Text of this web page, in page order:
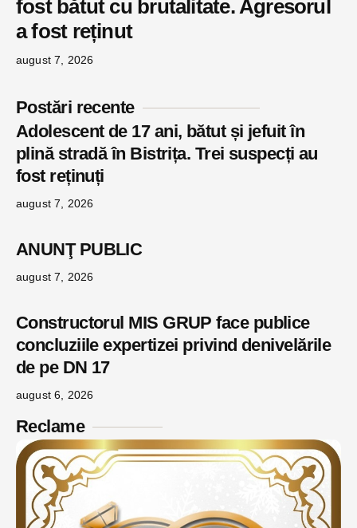
fost bătut cu brutalitate. Agresorul
a fost reținut
august 7, 2026
Postări recente
Adolescent de 17 ani, bătut și jefuit în
plină stradă în Bistrița. Trei suspecți au
fost reținuți
august 7, 2026
ANUNŢ PUBLIC
august 7, 2026
Constructorul MIS GRUP face publice
concluziile expertizei privind denivelările
de pe DN 17
august 6, 2026
Reclame